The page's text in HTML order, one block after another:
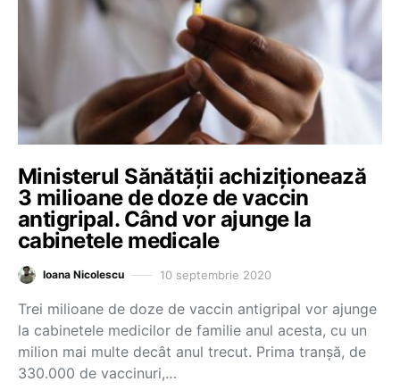
Ministerul Sănătății achiziționează
3 milioane de doze de vaccin
antigripal. Când vor ajunge la
cabinetele medicale
Ioana Nicolescu 10 septembrie 2020
Trei milioane de doze de vaccin antigripal vor ajunge
la cabinetele medicilor de familie anul acesta, cu un
milion mai multe decât anul trecut. Prima tranșă, de
330.000 de vaccinuri,…